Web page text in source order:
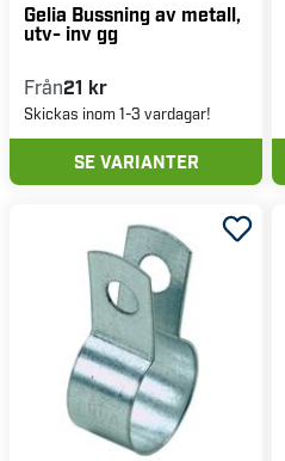
Gelia Bussning av metall,
utv- inv gg
Från21 kr
Skickas inom 1-3 vardagar!
SE VARIANTER